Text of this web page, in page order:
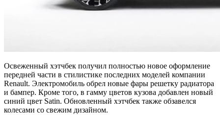
Освеженный хэтчбек получил полностью новое оформление
передней части в стилистике последних моделей компании
Renault. Электромобиль обрел новые фары решетку радиатора
и бампер. Кроме того, в гамму цветов кузова добавлен новый
синий цвет Satin. Обновленный хэтчбек также обзавелся
колесами со свежим дизайном.